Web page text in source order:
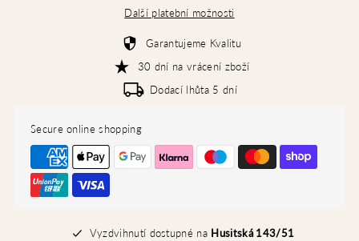
Další platební možnosti
Garantujeme Kvalitu
30 dní na vrácení zboží
Dodací lhůta 5 dní
Secure online shopping
Vyzdvihnutí dostupné na Husitská 143/51